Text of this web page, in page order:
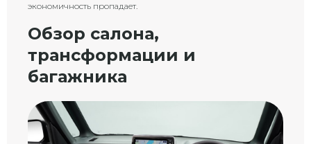
экономичность пропадает.
Обзор салона,
трансформации и
багажника